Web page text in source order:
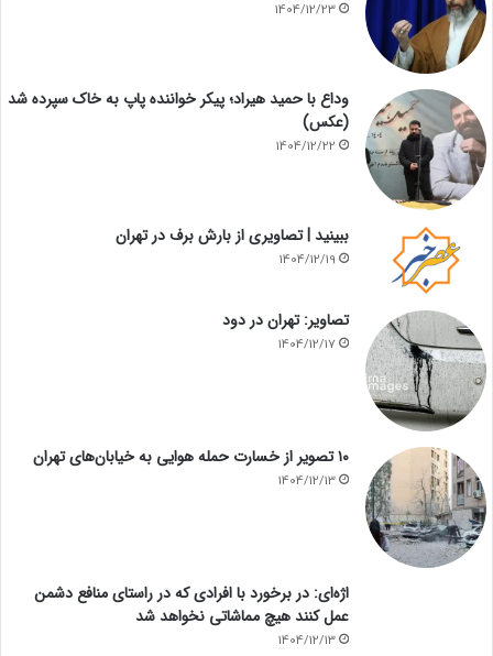
1404/12/23
وداع با حمید هیراد؛ پیکر خواننده پاپ به خاک سپرده شد
(عکس)
1404/12/22
ببینید | تصاویری از بارش برف در تهران
1404/12/19
تصاویر: تهران در دود
1404/12/17
۱۰ تصویر از خسارت حمله هوایی به خیابان‌های تهران
1404/12/13
اژه‌ای: در برخورد با افرادی که در راستای منافع دشمن
عمل کنند هیچ مماشاتی نخواهد شد
1404/12/13